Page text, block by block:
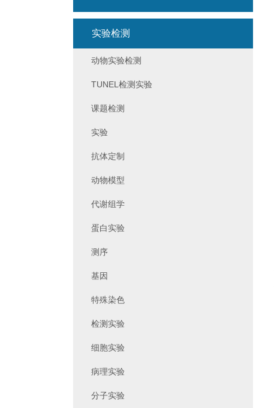
实验检测
动物实验检测
TUNEL检测实验
课题检测
实验
抗体定制
动物模型
代谢组学
蛋白实验
测序
基因
特殊染色
检测实验
细胞实验
病理实验
分子实验